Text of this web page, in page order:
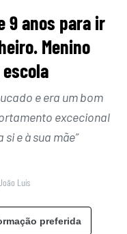
9 anos para ir
Menino
e era um bom
excecional
e à sua mãe”
Luís
preferida